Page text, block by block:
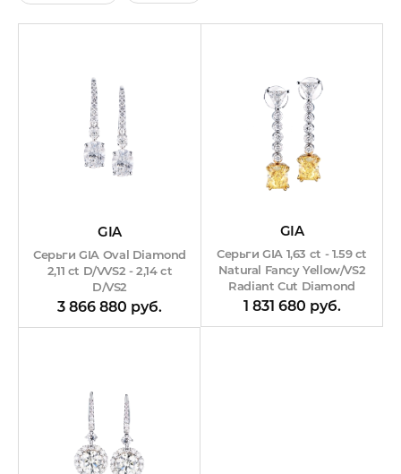
GIA
Серьги GIA Oval Diamond
2,11 ct D/VVS2 - 2,14 ct
D/VS2
3 866 880 руб.
GIA
Серьги GIA 1,63 ct - 1.59 ct
Natural Fancy Yellow/VS2
Radiant Cut Diamond
1 831 680 руб.